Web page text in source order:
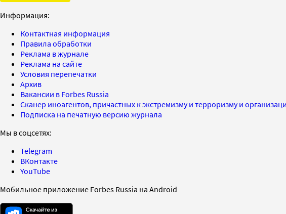
Информация:
Контактная информация
Правила обработки
Реклама в журнале
Реклама на сайте
Условия перепечатки
Архив
Вакансии в Forbes Russia
Сканер иноагентов, причастных к экстремизму и терроризму и
Подписка на печатную версию журнала
Мы в соцсетях:
Telegram
ВКонтакте
YouTube
Мобильное приложение Forbes Russia на Android